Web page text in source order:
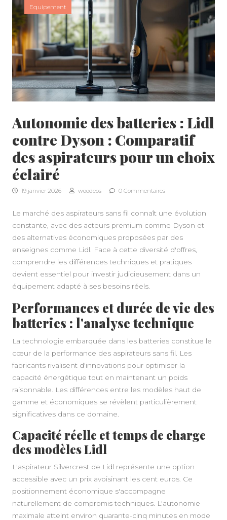
Equipement
Autonomie des batteries : Lidl
contre Dyson : Comparatif
des aspirateurs pour un choix
éclairé
19 janvier 2026 woodeos 0 Commentaires
Le marché des aspirateurs sans fil connaît une évolution
constante, avec des acteurs premium comme Dyson et
des alternatives économiques proposées par des
enseignes comme Lidl. Face à cette diversité d'offres,
comprendre les différences techniques et pratiques
devient essentiel pour investir judicieusement dans un
équipement adapté à ses besoins réels.
Performances et durée de vie des
batteries : l'analyse technique
La technologie embarquée dans les batteries constitue le
cœur de la performance des aspirateurs sans fil. Les
fabricants rivalisent d'innovations pour optimiser la
capacité énergétique tout en maintenant un poids
raisonnable. Les différences entre les modèles haut de
gamme et économiques se révèlent particulièrement
significatives dans ce domaine.
Capacité réelle et temps de charge
des modèles Lidl
L'aspirateur Silvercrest de Lidl représente une option
accessible avec un prix avoisinant les cent euros. Ce
positionnement économique s'accompagne
naturellement de compromis techniques. L'autonomie
maximale atteint environ quarante-cinq minutes en mode